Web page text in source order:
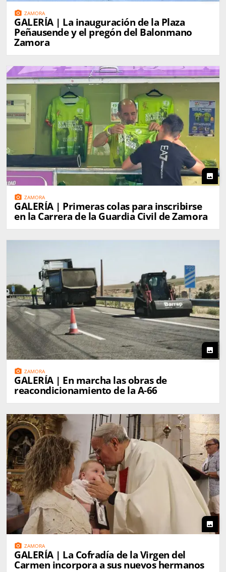
photo_camera ZAMORA
GALERÍA | La inauguración de la Plaza
Peñausende y el pregón del Balonmano
Zamora
photo
photo_camera ZAMORA
GALERÍA | Primeras colas para inscribirse
en la Carrera de la Guardia Civil de Zamora
photo
photo_camera ZAMORA
GALERÍA | En marcha las obras de
reacondicionamiento de la A-66
photo
photo_camera ZAMORA
GALERÍA | La Cofradía de la Virgen del
Carmen incorpora a sus nuevos hermanos